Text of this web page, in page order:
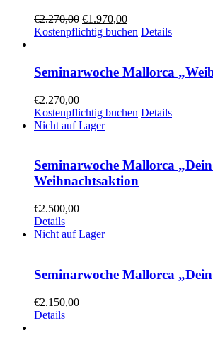
€2.270,00 €1.970,00
Kostenpflichtig buchen Details
Seminarwoche Mallorca
€2.270,00
Kostenpflichtig buchen Details
Nicht auf Lager
Seminarwoche Mallorca
Weihnachtsaktion
€2.500,00
Details
Nicht auf Lager
Seminarwoche Mallorca
€2.150,00
Details